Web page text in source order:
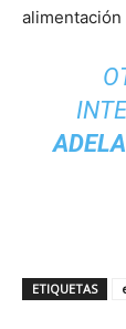
ETIQUETAS